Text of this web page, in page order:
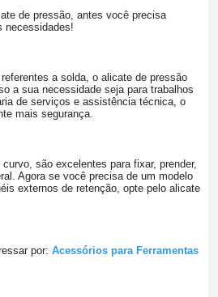
de pressão, antes você precisa
necessidades!
a solda, o alicate de pressão
a sua necessidade seja para trabalhos
de serviços e assistência técnica, o
mais segurança.
são excelentes para fixar, prender,
Agora se você precisa de um modelo
externos de retenção, opte pelo alicate
por: Acessórios para Ferramentas